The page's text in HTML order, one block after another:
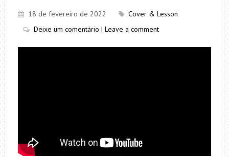
18 de fevereiro de 2022
Cover & Lesson
Deixe um comentário | Leave a comment